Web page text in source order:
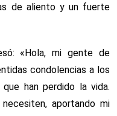
de aliento y un fuerte
«Hola, mi gente de
condolencias a los
han perdido la vida.
aportando mi